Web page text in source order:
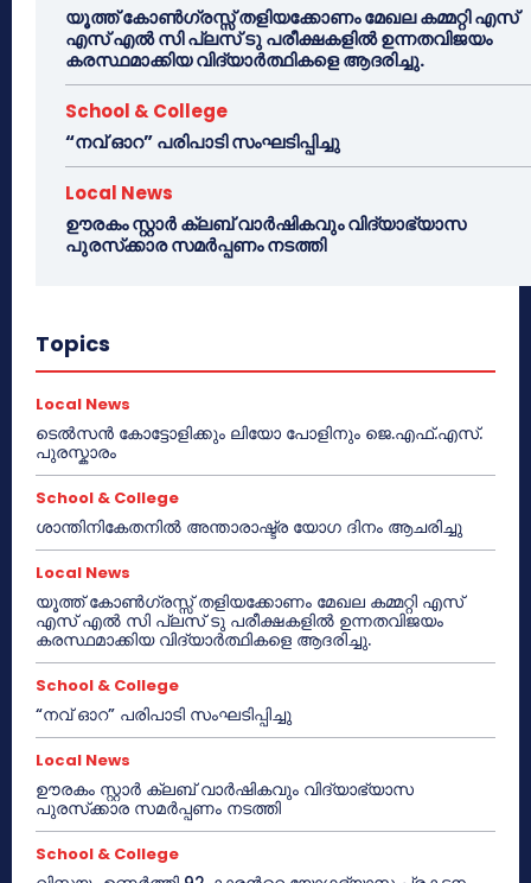
യൂത്ത് കോൺഗ്രസ്സ് തളിയക്കോണം മേഖല കമ്മറ്റി എസ്
എസ് എൽ സി പ്ലസ് ടു പരീക്ഷകളിൽ ഉന്നതവിജയം
കരസ്ഥമാക്കിയ വിദ്യാർത്ഥികളെ ആദരിച്ചു.
School & College
“നവ് ഓറ” പരിപാടി സംഘടിപ്പിച്ചു
Local News
ഊരകം സ്റ്റാർ ക്ലബ് വാർഷികവും വിദ്യാഭ്യാസ
പുരസ്‌ക്കാര സമർപ്പണം നടത്തി
Topics
Local News
ടെൽസൻ കോട്ടോളിക്കും ലിയോ പോളിനും ജെ.എഫ്.എസ്.
പുരസ്കാരം
School & College
ശാന്തിനികേതനിൽ അന്താരാഷ്ട്ര യോഗ ദിനം ആചരിച്ചു
Local News
യൂത്ത് കോൺഗ്രസ്സ് തളിയക്കോണം മേഖല കമ്മറ്റി എസ്
എസ് എൽ സി പ്ലസ് ടു പരീക്ഷകളിൽ ഉന്നതവിജയം
കരസ്ഥമാക്കിയ വിദ്യാർത്ഥികളെ ആദരിച്ചു.
School & College
“നവ് ഓറ” പരിപാടി സംഘടിപ്പിച്ചു
Local News
ഊരകം സ്റ്റാർ ക്ലബ് വാർഷികവും വിദ്യാഭ്യാസ
പുരസ്‌ക്കാര സമർപ്പണം നടത്തി
School & College